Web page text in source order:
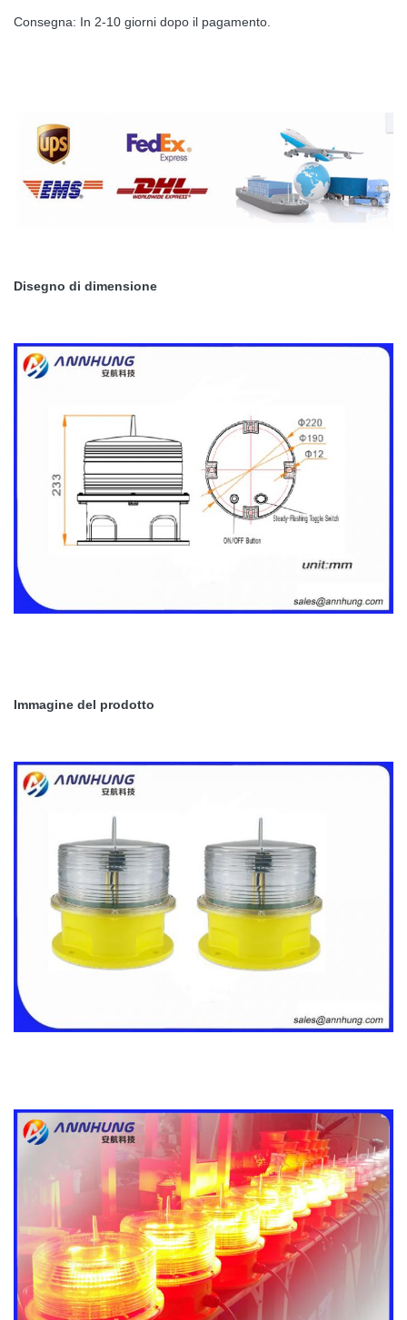
Consegna: In 2-10 giorni dopo il pagamento.
Disegno di dimensione
Immagine del prodotto